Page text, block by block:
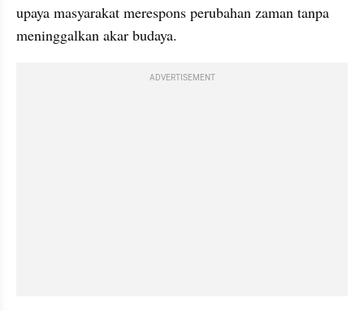
upaya masyarakat merespons perubahan zaman tanpa
meninggalkan akar budaya.
ADVERTISEMENT